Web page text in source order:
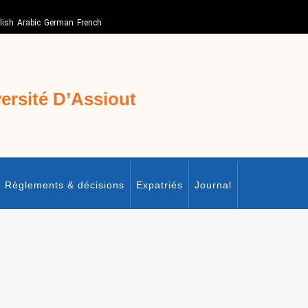
Arabic German French
D’Assiout
Règlements & décisions Expatriés Journal